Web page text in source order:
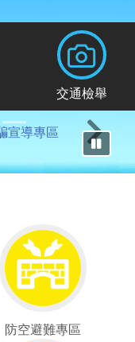
交通檢舉
交通檢舉
暫停輪
下一則
空
防空避難專區